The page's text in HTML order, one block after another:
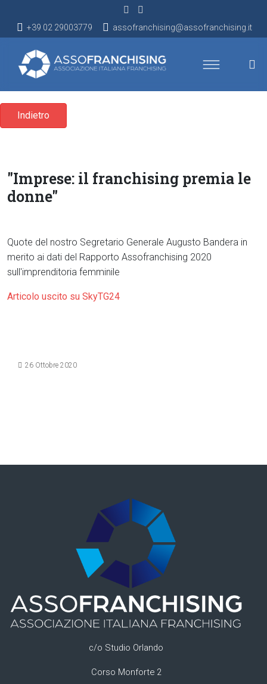
+39 02 29003779 assofranchising@assofranchising.it
Indietro
"Imprese: il franchising premia le
donne"
Quote del nostro Segretario Generale Augusto Bandera in
merito ai dati del Rapporto Assofranchising 2020
sull'imprenditoria femminile
Articolo uscito su SkyTG24
Dettagli
26 Ottobre 2020
c/o Studio Orlando
Corso Monforte 2